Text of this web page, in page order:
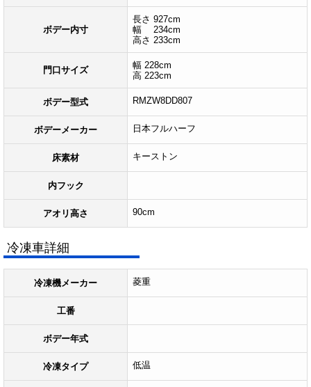
ボデー内寸
長さ 927cm
幅 234cm
高さ 233cm
門口サイズ
幅 228cm
高 223cm
ボデー型式 RMZW8DD807
ボデーメーカー 日本フルハーフ
床素材 キーストン
内フック
アオリ高さ 90cm
冷凍車詳細
冷凍機メーカー 菱重
工番
ボデー年式
冷凍タイプ 低温